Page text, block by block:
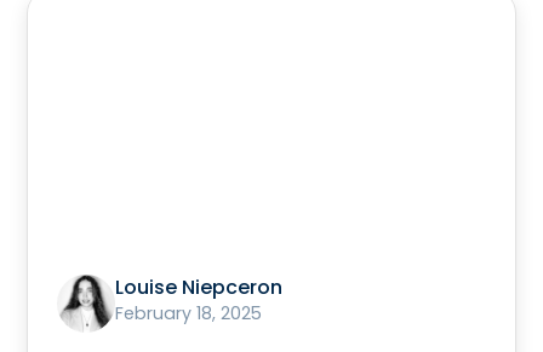
Louise Niepceron
February 18, 2025